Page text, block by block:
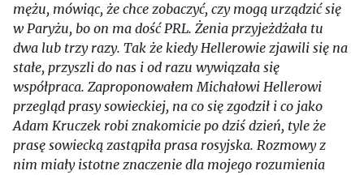
mężu, mówiąc, że chce zobaczyć, czy mogą urządzić się
w Paryżu, bo on ma dość PRL. Żenia przyjeżdżała tu
dwa lub trzy razy. Tak że kiedy Hellerowie zjawili się na
stałe, przyszli do nas i od razu wywiązała się
współpraca. Zaproponowałem Michałowi Hellerowi
przegląd prasy sowieckiej, na co się zgodził i co jako
Adam Kruczek robi znakomicie po dziś dzień, tyle że
prasę sowiecką zastąpiła prasa rosyjska. Rozmowy z
nim miały istotne znaczenie dla mojego rozumienia